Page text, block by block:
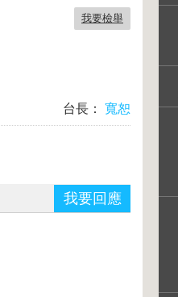
我要檢舉
台長：
寬恕
我要回應